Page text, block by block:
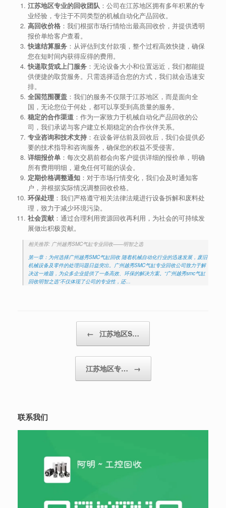
江苏地区专业的回收团队：公司在江苏地区拥有多年积累的专
业经验，专注于不同类型的机械自动化产品回收。
高回收价格：我们根据市场行情给出最高回收价，并提供透明
报价单给客户查看。
快速结算服务：从评估到支付款项，整个过程高效快捷，确保
您在短时间内获得应得的费用。
快递取货或上门服务：无论设备大小和位置远近，我们都能提
供便捷的取货服务。只需选择适合您的方式，我们就会迅速安
排。
全国范围覆盖：我们的服务不仅限于江苏地区，而是面向全
国，无论您位于何处，都可以享受到高质量的服务。
稳定的合作渠道：作为一家致力于机械自动化产品回收的公
司，我们承诺与客户建立长期稳定的合作伙伴关系。
专业咨询和技术支持：在设备评估前及回收后，我们会提供必
要的技术指导和咨询服务，确保您的权益不受侵害。
详细报价单：每次交易前都会向客户提供详细的报价单，明确
所有费用明细，避免任何可能的误会。
定期价格调整通知：对于市场行情变化，我们会及时通知客
户，并根据实际情况调整回收价格。
环保处理：我们严格遵守相关法律法规进行设备拆解和废料处
理，致力于减少环境污染。
社会贡献：通过合理利用资源回收再利用，为社会的可持续发
展做出积极贡献。
相关推荐: 广州越秀SMC气缸专业回收——明智之选
第一章：为何选择广州越秀SMC气缸回收 随着机械自动化行业的迅速发展，废旧
机械设备及零件的处理问题日益突出。广州越秀SMC气缸专业回收公司致力于解
决这一难题，为众多企业提供了一条高效、环保的解决方案。“广州越秀smc气缸
回收明智之选”不仅体现了公司的专业性，还…
← 江苏地区S…
江苏地区专… →
联系我们